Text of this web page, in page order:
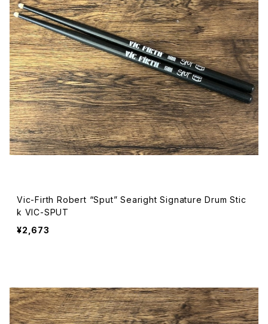
Vic-Firth Robert “Sput” Searight Signature Drum Stic
k VIC-SPUT
¥2,673